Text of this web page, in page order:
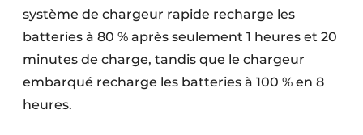
système de chargeur rapide recharge les
batteries à 80 % après seulement 1 heures et 20
minutes de charge, tandis que le chargeur
embarqué recharge les batteries à 100 % en 8
heures.